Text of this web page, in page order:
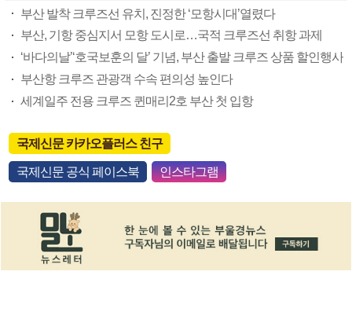
부산 발착 크루즈선 유치, 진정한 ‘모항시대’열렸다
부산, 기항 중심지서 모항 도시로…국적 크루즈선 취항 과제
‘바다의날’‘호국보훈의 달’ 기념, 부산 출발 크루즈 상품 할인행사
부산항 크루즈 관광객 수속 편의성 높인다
세계일주 전용 크루즈 퀸매리2호 부산 첫 입항
국제신문 카카오플러스 친구
국제신문 공식 페이스북 인스타그램